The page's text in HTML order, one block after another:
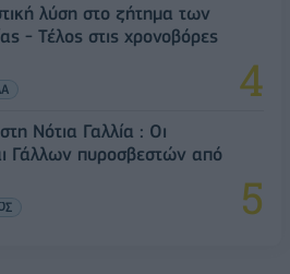
λύση στο ζήτημα των
- Τέλος στις χρονοβόρες
Νότια Γαλλία : Οι
Γάλλων πυροσβεστών από